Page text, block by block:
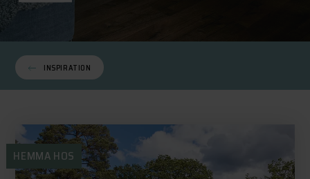
INSPIRATION
HEMMA HOS